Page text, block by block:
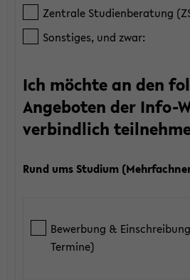
Zentrale Studienberatung
Sonstiges, und zwar:
Ich möchte an den
Angeboten der Info-
verbindlich
Rund ums Studium
Bewerbung &
Termine)